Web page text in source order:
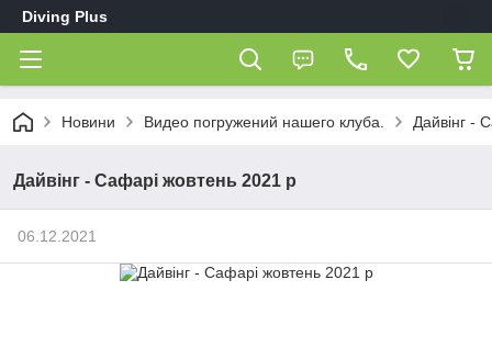
Diving Plus
Новини Видео погружений нашего клуба. Дайвінг -
Дайвінг - Сафарі жовтень 2021 р
06.12.2021